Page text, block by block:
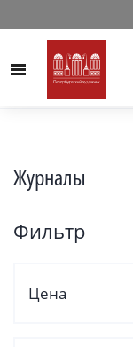
Menu
Журналы
Фильтр
Цена